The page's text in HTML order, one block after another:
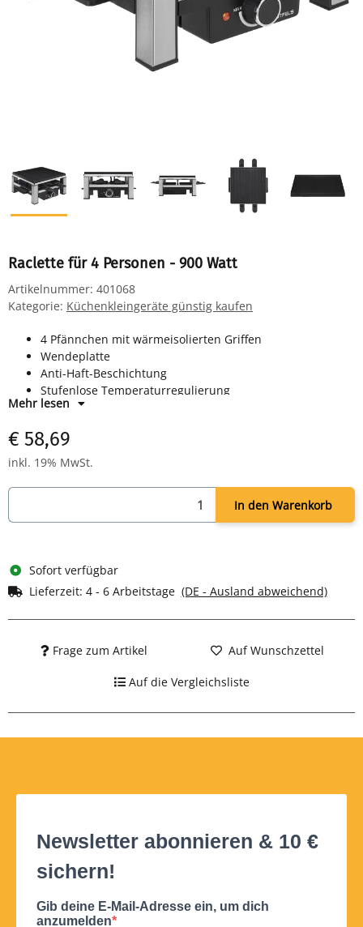
Raclette für 4 Personen - 900 Watt
Artikelnummer: 401068
Kategorie: Küchenkleingeräte günstig kaufen
4 Pfännchen mit wärmeisolierten Griffen
Wendeplatte
Anti-Haft-Beschichtung
Stufenlose Temperaturregulierung
Leicht abnehmbare Teile
Rutschfeste Standfüße
Maße: H 133 x B 338 x T 258 mm
Mehr lesen
€ 58,69
inkl. 19% MwSt.
In den Warenkorb
Sofort verfügbar
Lieferzeit: 4 - 6 Arbeitstage (DE - Ausland abweichend)
Frage zum Artikel Auf Wunschzettel
Auf die Vergleichsliste